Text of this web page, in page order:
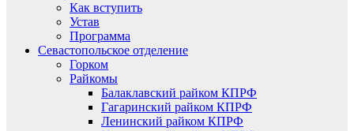
Как вступить
Устав
Программа
Севастопольское отделение
Горком
Райкомы
Балаклавский райком КПРФ
Гагаринский райком КПРФ
Ленинский райком КПРФ